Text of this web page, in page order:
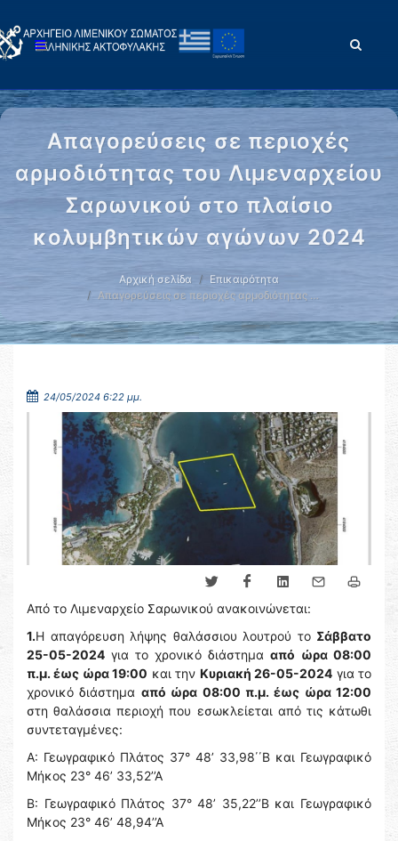
Απαγορεύσεις σε περιοχές
αρμοδιότητας του Λιμεναρχείου
Σαρωνικού στο πλαίσιο
κολυμβητικών αγώνων 2024
Αρχική σελίδα
Επικαιρότητα
Απαγορεύσεις σε περιοχές αρμοδιότητας …
24/05/2024 6:22 μμ.
Από το Λιμεναρχείο Σαρωνικού ανακοινώνεται:
1.Η απαγόρευση λήψης θαλάσσιου λουτρού το Σάββατο
25-05-2024 για το χρονικό διάστημα από ώρα 08:00
π.μ. έως ώρα 19:00 και την Κυριακή 26-05-2024 για το
χρονικό διάστημα από ώρα 08:00 π.μ. έως ώρα 12:00
στη θαλάσσια περιοχή που εσωκλείεται από τις κάτωθι
συντεταγμένες:
Α: Γεωγραφικό Πλάτος 37° 48’ 33,98΄΄Β και Γεωγραφικό
Μήκος 23° 46’ 33,52’’Α
B: Γεωγραφικό Πλάτος 37° 48’ 35,22’’Β και Γεωγραφικό
Μήκος 23° 46’ 48,94’’Α